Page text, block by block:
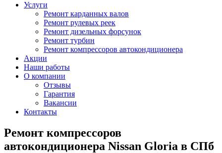
Услуги
Ремонт карданных валов
Ремонт рулевых реек
Ремонт дизельных форсунок
Ремонт турбин
Ремонт компрессоров автокондиционера
Акции
Наши работы
О компании
Отзывы
Гарантия
Вакансии
Контакты
Ремонт компрессоров
автокондиционера Nissan Gloria в СПб